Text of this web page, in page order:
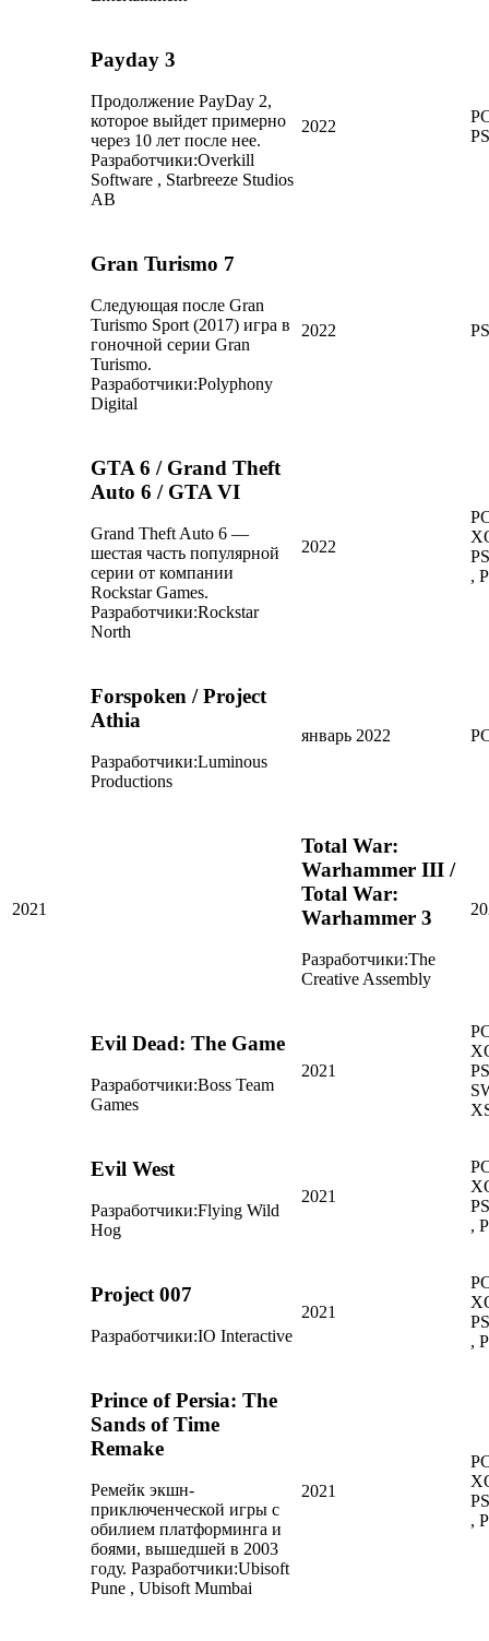
Payday 3
Продолжение PayDay 2,
которое выйдет примерно
через 10 лет после нее.
Разработчики:Overkill
Software , Starbreeze Studios
AB
2022
Gran Turismo 7
Следующая после Gran
Turismo Sport (2017) игра в
гоночной серии Gran
Turismo.
Разработчики:Polyphony
Digital
2022
GTA 6 / Grand Theft
Auto 6 / GTA VI
Grand Theft Auto 6 —
шестая часть популярной
серии от компании
Rockstar Games.
Разработчики:Rockstar
North
2022
,
Forspoken / Project
Athia
Разработчики:Luminous
Productions
январь 2022
2021
Total War:
Warhammer III /
Total War:
Warhammer 3
Разработчики:The
Creative Assembly
Evil Dead: The Game
Разработчики:Boss Team
Games
2021
Evil West
Разработчики:Flying Wild
Hog
2021
,
Project 007
Разработчики:IO Interactive
2021
,
Prince of Persia: The
Sands of Time
Remake
Ремейк экшн-
приключенческой игры с
обилием платформинга и
боями, вышедшей в 2003
году. Разработчики:Ubisoft
Pune , Ubisoft Mumbai
2021
,